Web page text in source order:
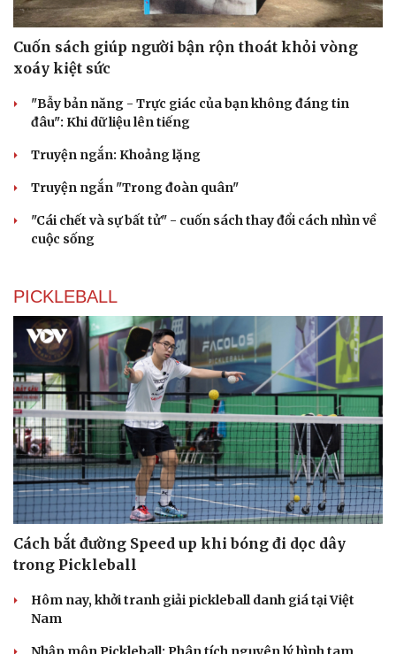
Cuốn sách giúp người bận rộn thoát khỏi vòng
xoáy kiệt sức
"Bẫy bản năng - Trực giác của bạn không đáng tin
đâu": Khi dữ liệu lên tiếng
Truyện ngắn: Khoảng lặng
Truyện ngắn "Trong đoàn quân"
"Cái chết và sự bất tử" - cuốn sách thay đổi cách nhìn về
cuộc sống
PICKLEBALL
Cách bắt đường Speed up khi bóng đi dọc dây
trong Pickleball
Hôm nay, khởi tranh giải pickleball danh giá tại Việt
Nam